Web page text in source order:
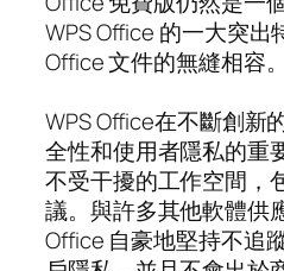
WPS Office 的一大突出
Office 文件的無縫相容。
WPS Office在不斷創新
全性和使用者隱私的重
不受干擾的工作空間，
議。與許多其他軟體供
Office 自豪地堅持不追